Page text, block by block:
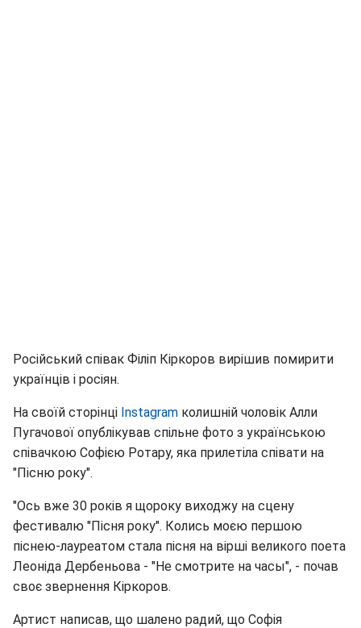
Російський співак Філіп Кіркоров вирішив помирити
українців і росіян.
На своїй сторінці Instagram колишній чоловік Алли
Пугачової опублікував спільне фото з українською
співачкою Софією Ротару, яка прилетіла співати на
"Пісню року".
"Ось вже 30 років я щороку виходжу на сцену
фестивалю "Пісня року". Колись моєю першою
піснею-лауреатом стала пісня на вірші великого поета
Леоніда Дербеньова - "Не смотрите на часы", - почав
своє звернення Кіркоров.
Артист написав, що шалено радий, що Софія